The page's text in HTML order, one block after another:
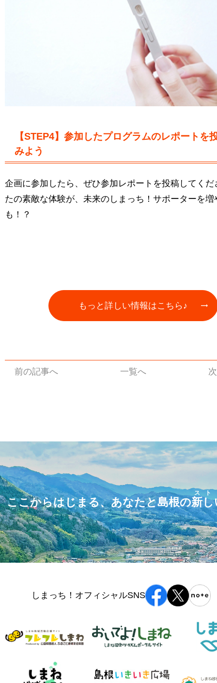
【STEP4】参加したプログラムのレポートを
みよう
企画に参加したら、ぜひ参加レポートを投稿してくだ
たの素敵な体験が、未来のしまっち！サポーターを増
も！？
もっと詳しい情報はこちら♪
前の記事へ 一覧へ
ここからはじまる、あなたと島根の新し
スト
しまっち！オフィシャルSNS